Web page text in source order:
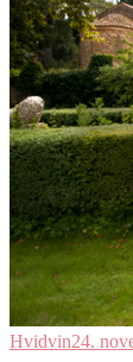
Hvidvin24.